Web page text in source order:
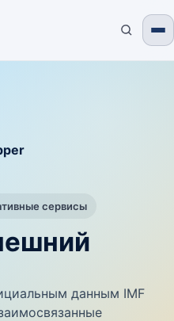
сервисы
данным IMF